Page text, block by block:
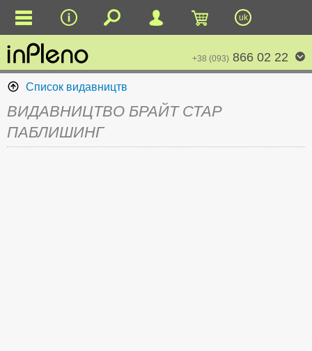
uk
+38 (093) 866 02 22
Список видавництв
ВИДАВНИЦТВО БРАЙТ СТАР
ПАБЛИШИНГ